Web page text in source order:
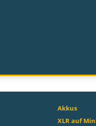
Akkus
XLR auf